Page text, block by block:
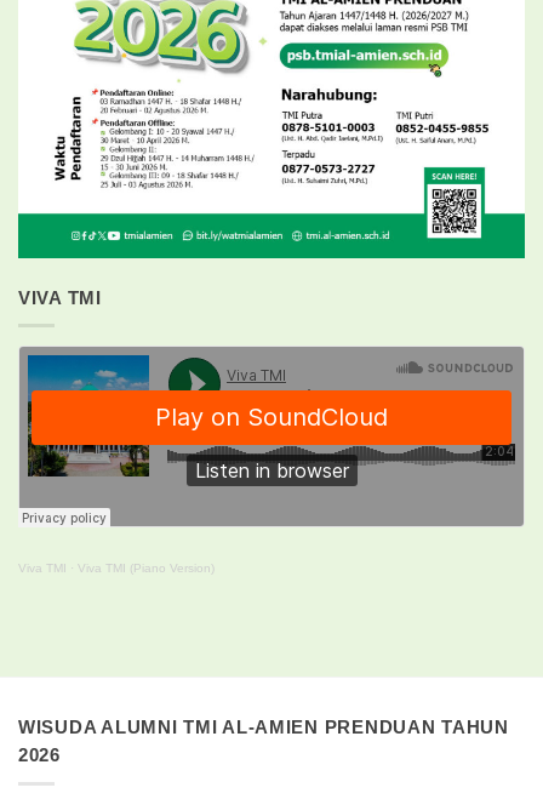
VIVA TMI
Viva TMI · Viva TMI (Piano Version)
WISUDA ALUMNI TMI AL-AMIEN PRENDUAN TAHUN
2026